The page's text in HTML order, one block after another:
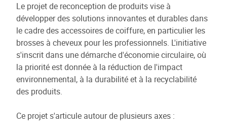
Le projet de reconception de produits vise à
développer des solutions innovantes et durables dans
le cadre des accessoires de coiffure, en particulier les
brosses à cheveux pour les professionnels. L'initiative
s'inscrit dans une démarche d'économie circulaire, où
la priorité est donnée à la réduction de l'impact
environnemental, à la durabilité et à la recyclabilité
des produits.
Ce projet s'articule autour de plusieurs axes :